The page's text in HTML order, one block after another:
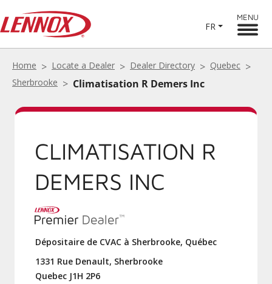
FR
MENU
Home Locate a Dealer Dealer Directory
Quebec
Sherbrooke
Climatisation R Demers Inc
CLIMATISATION R
DEMERS INC
Dépositaire de CVAC à Sherbrooke, Québec
1331 Rue Denault, Sherbrooke
Quebec J1H 2P6